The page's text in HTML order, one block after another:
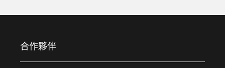
合作夥伴